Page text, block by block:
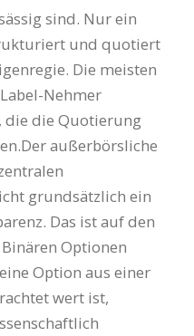
sind. Nur ein
und quotiert
Die meisten
Nehmer
die die Quotierung
außerbörsliche
grundsätzlich ein
Das ist auf den
Optionen
Option aus einer
wert ist,